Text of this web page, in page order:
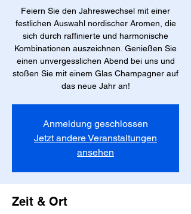
Feiern Sie den Jahreswechsel mit einer
festlichen Auswahl nordischer Aromen, die
sich durch raffinierte und harmonische
Kombinationen auszeichnen. Genießen Sie
einen unvergesslichen Abend bei uns und
stoßen Sie mit einem Glas Champagner auf
Anmeldung geschlossen
Jetzt andere Veranstaltungen
ansehen
Zeit & Ort